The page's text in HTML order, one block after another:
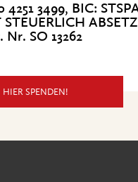
3499, BIC:
Nr. SO 13262
HIER SPENDEN!